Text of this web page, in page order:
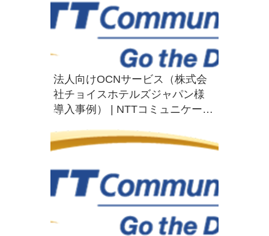
法人向けOCNサービス（株式会
社チョイスホテルズジャパン様
導入事例） | NTTコミュニケーシ